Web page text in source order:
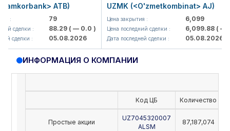
ATB)
79
сделки : 88.29( — 0.0 )
сделки : 05.08.2026
UZMK (<O'zmetkombinat> AJ)
Цена закрытия : 6,099
Цена последний сделки : 6,099.88( —
Дата последней сделки : 05.08.2026
ИНФОРМАЦИЯ О КОМПАНИИ
Код ЦБ Количество
Простые акции
UZ7045320007
ALSM
87,187,074